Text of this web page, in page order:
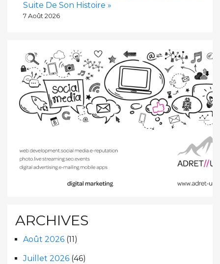
Suite De Son Histoire »
7 Août 2026
ARCHIVES
Août 2026 (11)
Juillet 2026 (46)